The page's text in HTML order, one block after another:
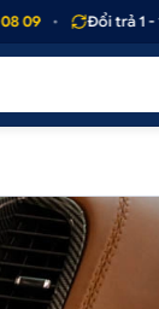
• Đổi trả 1 - 1